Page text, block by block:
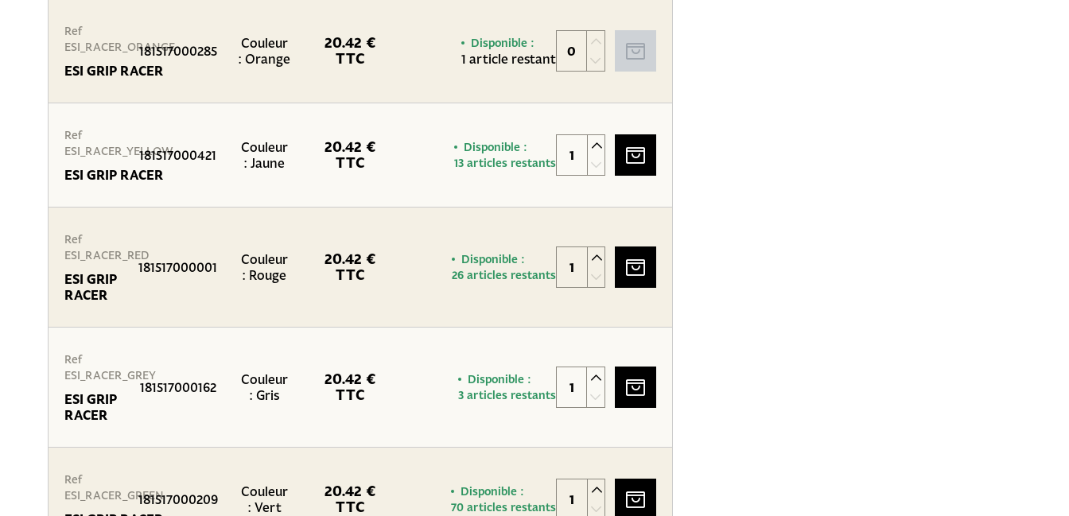
Ref
ESI_RACER_ORANGE
ESI GRIP RACER
181517000285
Couleur
: Orange
20.42 €
TTC
Disponible :
1 article restant
Ref
ESI_RACER_YELLOW
ESI GRIP RACER
181517000421
Couleur
: Jaune
20.42 €
TTC
Disponible :
13 articles restants
Ref
ESI_RACER_RED
ESI GRIP
RACER
181517000001
Couleur
: Rouge
20.42 €
TTC
Disponible :
26 articles restants
Ref
ESI_RACER_GREY
ESI GRIP
RACER
181517000162
Couleur
: Gris
20.42 €
TTC
Disponible :
3 articles restants
Ref
ESI_RACER_GREEN181517000209
Couleur
: Vert
20.42 €
TTC
Disponible :
70 articles restants